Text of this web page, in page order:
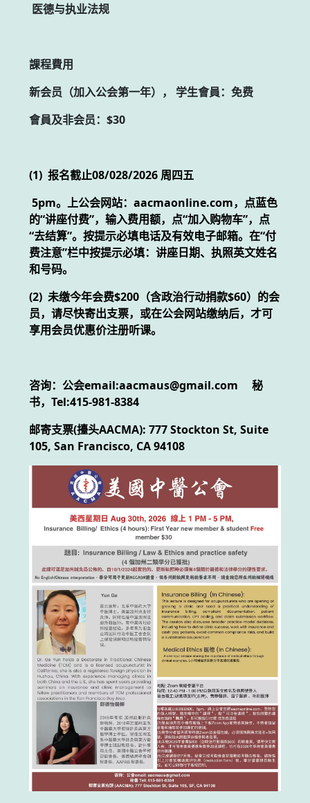
医德与执业法规
課程費用
新会员（加入公会第一年）， 学生會員：免费
會員及非会员：$30
(1) 报名截止08/028/2026 周四五
5pm。上公会网站：aacmaonline.com，点蓝色
的“讲座付费”，输入费用额，点“加入购物车”，点
“去结算”。按提示必填电话及有效电子邮箱。在“付
费注意”栏中按提示必填：讲座日期、执照英文姓名
和号码。
(2) 未缴今年会费$200（含政治行动捐款$60）的会
员，请尽快寄出支票，或在公会网站缴纳后，才可
享用会员优惠价注册听课。
咨询：公会email:aacmaus@gmail.com 秘
书，Tel:415-981-8384
邮寄支票(擡头AACMA): 777 Stockton St, Suite
105, San Francisco, CA 94108